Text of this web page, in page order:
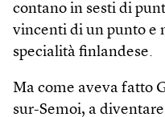
contano in sesti di
vincenti di un punto e
specialità finlandese.
Ma come aveva fatto
sur-Semoi, a